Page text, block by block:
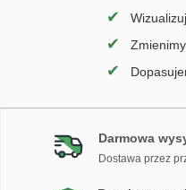
✔
✔
✔
Darmowa
Dostawa przez